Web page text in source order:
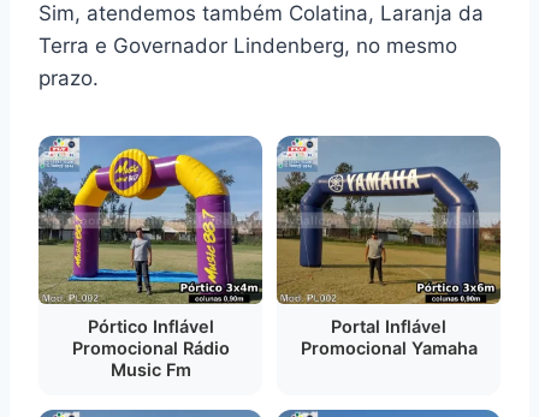
Sim, atendemos também Colatina, Laranja da
Terra e Governador Lindenberg, no mesmo
prazo.
Pórtico Inflável
Promocional Rádio
Music Fm
Portal Inflável
Promocional Yamaha